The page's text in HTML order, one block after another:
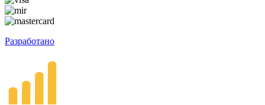
Разработано